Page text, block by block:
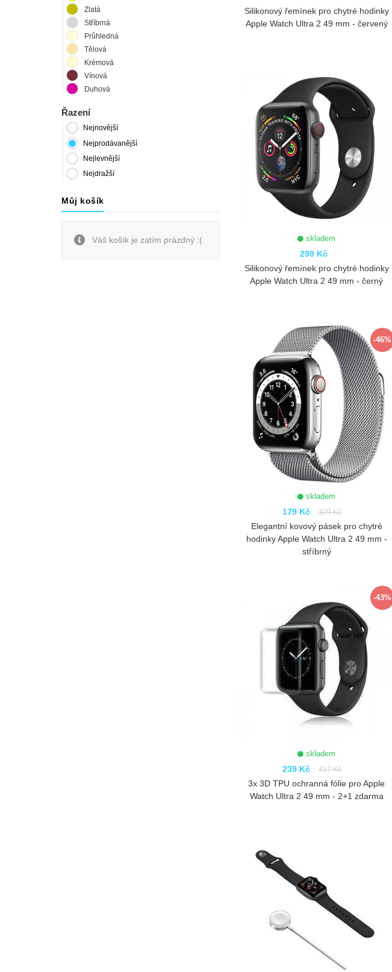
Zlatá
Stříbrná
Průhledná
Tělová
Krémová
Vínová
Duhová
Řazení
Nejnovější
Nejprodávanější
Nejlevnější
Nejdražší
Můj košík
Váš košík je zatím prázdný :(
Silikonový řemínek pro chytré hodinky
Apple Watch Ultra 2 49 mm - červený
skladem
299 Kč
ZOBRAZIT
Silikonový řemínek pro chytré hodinky
Apple Watch Ultra 2 49 mm - černý
-46%
skladem
179 Kč 329 Kč
Elegantní kovový pásek pro chytré
hodinky Apple Watch Ultra 2 49 mm -
stříbrný
-43%
skladem
239 Kč 417 Kč
3x 3D TPU ochranná fólie pro Apple
Watch Ultra 2 49 mm - 2+1 zdarma